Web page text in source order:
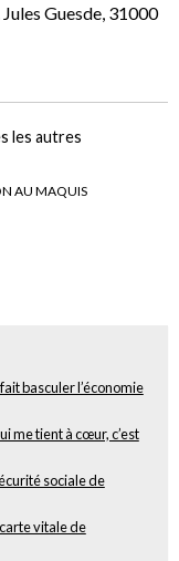
Guesde, 31000
les autres
AU MAQUIS
basculer l’économie
me tient à cœur, c’est
sociale de
vitale de